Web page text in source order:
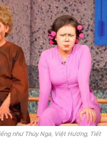
như Thúy Nga, Việt Hương, Tiết